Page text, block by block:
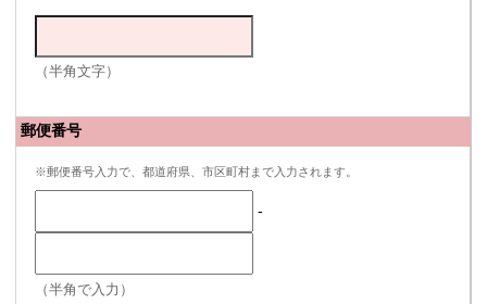
（半角文字）
郵便番号
※郵便番号入力で、都道府県、市区町村まで入力されます。
-
（半角で入力）